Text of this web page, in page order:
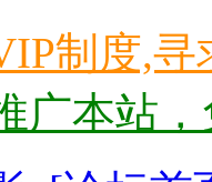
制度,
广本站